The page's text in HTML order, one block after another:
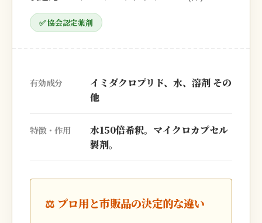
✅ 協会認定薬剤
有効成分
イミダクロプリド、水、溶剤 その
他
特徴・作用
水150倍希釈。マイクロカプセル
製剤。
⚖️ プロ用と市販品の決定的な違い